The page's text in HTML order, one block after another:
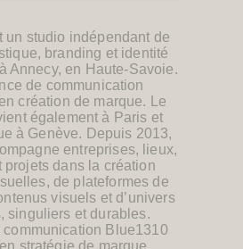
un studio indépendant de
branding et identité
Annecy, en Haute-Savoie.
de communication
création de marque. Le
également à Paris et
à Genève. Depuis 2013,
entreprises, lieux,
projets dans la création
de plateformes de
visuels et d’univers
singuliers et durables.
communication Blue1310
stratégie de marque,